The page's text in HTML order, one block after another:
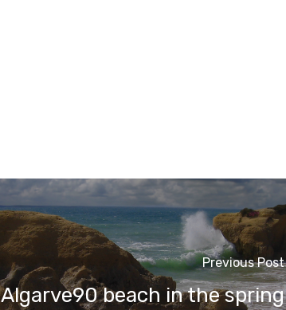
Previous Post
Algarve90 beach in the spring